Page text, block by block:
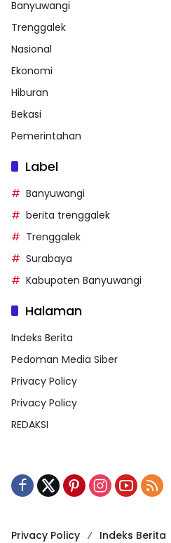
Banyuwangi
Trenggalek
Nasional
Ekonomi
Hiburan
Bekasi
Pemerintahan
Label
Banyuwangi
berita trenggalek
Trenggalek
Surabaya
Kabupaten Banyuwangi
Halaman
Indeks Berita
Pedoman Media Siber
Privacy Policy
Privacy Policy
REDAKSI
Privacy Policy Indeks Berita